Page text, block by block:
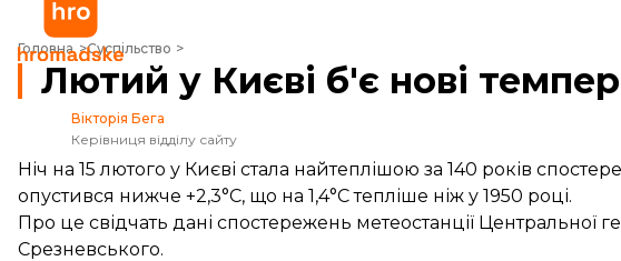
Головна Суспільство
Лютий у Києві б'є нові температурні рекорди
Лютий у Києві б'є нові
Вікторія Бега
Керівниця відділу сайту
Ніч на 15 лютого у Києві стала найтеплішою за 140 років
опустився нижче +2,3°С, що на 1,4°С тепліше ніж у 1950 році.
Про це свідчать дані спостережень метеостанції Центральної
Срезневського.